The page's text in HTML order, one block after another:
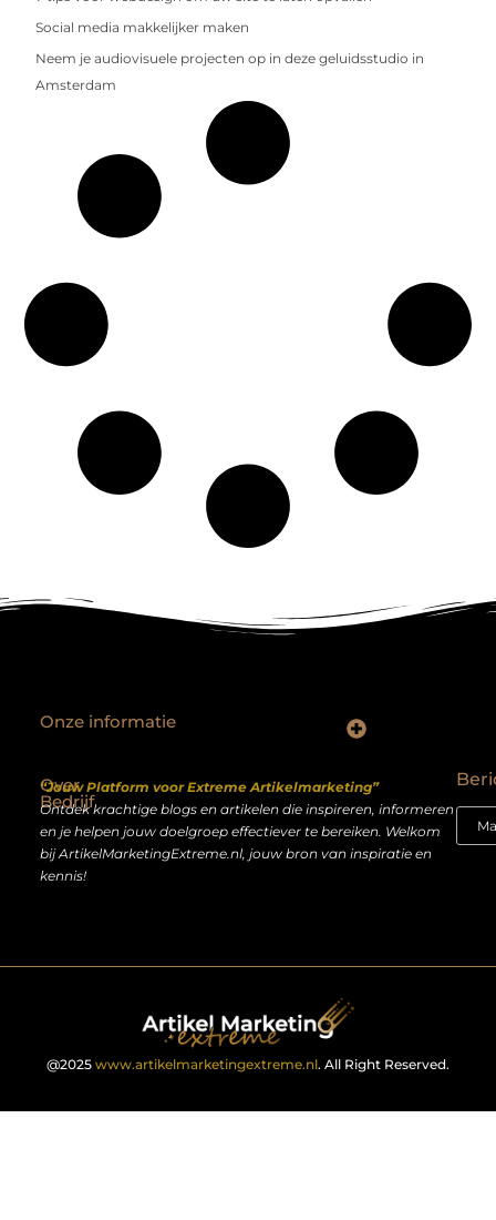
Social media makkelijker maken
Neem je audiovisuele projecten op in deze geluidsstudio in
Amsterdam
Over
Bedrijf
“Jouw Platform voor Extreme Artikelmarketing”
Ontdek krachtige blogs en artikelen die inspireren, informeren
en je helpen jouw doelgroep effectiever te bereiken. Welkom
bij ArtikelMarketingExtreme.nl, jouw bron van inspiratie en
kennis!
Onze informatie
@2025 www.artikelmarketingextreme.nl. All Right Reserved.